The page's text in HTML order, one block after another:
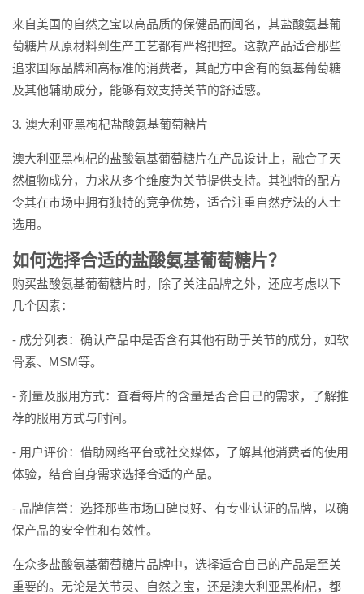
来自美国的自然之宝以高品质的保健品而闻名，其盐酸氨基葡
萄糖片从原材料到生产工艺都有严格把控。这款产品适合那些
追求国际品牌和高标准的消费者，其配方中含有的氨基葡萄糖
及其他辅助成分，能够有效支持关节的舒适感。
3. 澳大利亚黑枸杞盐酸氨基葡萄糖片
澳大利亚黑枸杞的盐酸氨基葡萄糖片在产品设计上，融合了天
然植物成分，力求从多个维度为关节提供支持。其独特的配方
令其在市场中拥有独特的竞争优势，适合注重自然疗法的人士
选用。
如何选择合适的盐酸氨基葡萄糖片？
购买盐酸氨基葡萄糖片时，除了关注品牌之外，还应考虑以下
几个因素：
- 成分列表：确认产品中是否含有其他有助于关节的成分，如软
骨素、MSM等。
- 剂量及服用方式：查看每片的含量是否合自己的需求，了解推
荐的服用方式与时间。
- 用户评价：借助网络平台或社交媒体，了解其他消费者的使用
体验，结合自身需求选择合适的产品。
- 品牌信誉：选择那些市场口碑良好、有专业认证的品牌，以确
保产品的安全性和有效性。
在众多盐酸氨基葡萄糖片品牌中，选择适合自己的产品是至关
重要的。无论是关节灵、自然之宝，还是澳大利亚黑枸杞，都